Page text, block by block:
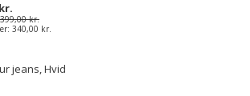
399,00 kr.
340,00 kr.
jeans, Hvid